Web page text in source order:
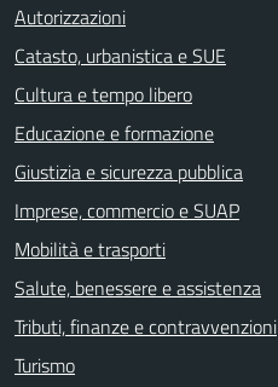
Autorizzazioni
Catasto, urbanistica e SUE
Cultura e tempo libero
Educazione e formazione
Giustizia e sicurezza pubblica
Imprese, commercio e SUAP
Mobilità e trasporti
Salute, benessere e assistenza
Tributi, finanze e contravvenzioni
Turismo